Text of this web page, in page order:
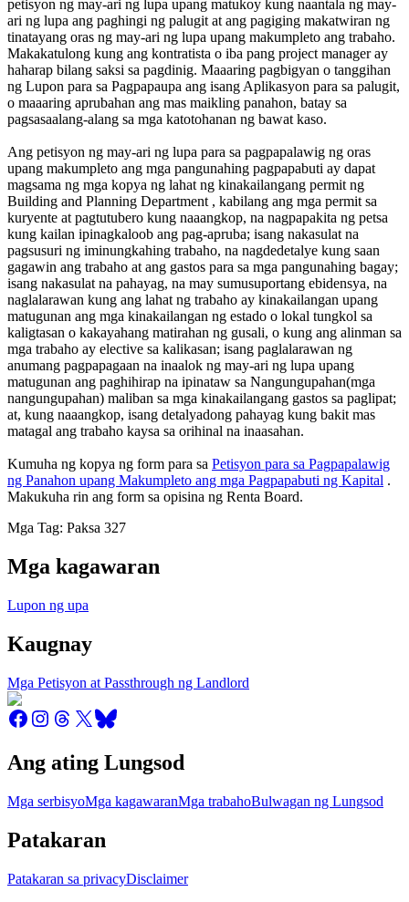
petisyon ng may-ari ng lupa upang matukoy kung naantala ng may-
ari ng lupa ang paghingi ng palugit at ang pagiging makatwiran ng
tinatayang oras ng may-ari ng lupa upang makumpleto ang trabaho.
Makakatulong kung ang kontratista o iba pang project manager ay
haharap bilang saksi sa pagdinig. Maaaring pagbigyan o tanggihan
ng Lupon para sa Pagpapaupa ang isang Aplikasyon para sa palugit,
o maaaring aprubahan ang mas maikling panahon, batay sa
pagsasaalang-alang sa mga katotohanan ng bawat kaso.
Ang petisyon ng may-ari ng lupa para sa pagpapalawig ng oras
upang makumpleto ang mga pangunahing pagpapabuti ay dapat
magsama ng mga kopya ng lahat ng kinakailangang permit ng
Building and Planning Department , kabilang ang mga permit sa
kuryente at pagtutubero kung naaangkop, na nagpapakita ng petsa
kung kailan ipinagkaloob ang pag-apruba; isang nakasulat na
pagsusuri ng iminungkahing trabaho, na nagdedetalye kung saan
gagawin ang trabaho at ang gastos para sa mga pangunahing bagay;
isang nakasulat na pahayag, na may sumusuportang ebidensya, na
naglalarawan kung ang lahat ng trabaho ay kinakailangan upang
matugunan ang mga kinakailangan ng estado o lokal tungkol sa
kaligtasan o kakayahang matirahan ng gusali, o kung ang alinman sa
mga trabaho ay elective sa kalikasan; isang paglalarawan ng
anumang pagpapagaan na inaalok ng may-ari ng lupa upang
matugunan ang paghihirap na ipinataw sa Nangungupahan(mga
nangungupahan) maliban sa mga kinakailangang gastos sa paglipat;
at, kung naaangkop, isang detalyadong pahayag kung bakit mas
matagal ang trabaho kaysa sa orihinal na inaasahan.
Kumuha ng kopya ng form para sa Petisyon para sa Pagpapalawig
ng Panahon upang Makumpleto ang mga Pagpapabuti ng Kapital .
Makukuha rin ang form sa opisina ng Renta Board.
Mga Tag: Paksa 327
Mga kagawaran
Lupon ng upa
Kaugnay
Mga Petisyon at Passthrough ng Landlord
Ang ating Lungsod
Mga serbisyoMga kagawaranMga trabahoBulwagan ng Lungsod
Patakaran
Patakaran sa privacyDisclaimer